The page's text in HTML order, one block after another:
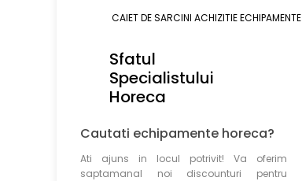
CAIET DE SARCINI ACHIZITIEECHIPAMENTE
Sfatul
Specialistului
Horeca
Cautati echipamente horeca?
Ati ajuns in locul potrivit! Va oferim
saptamanal noi discounturi pentru